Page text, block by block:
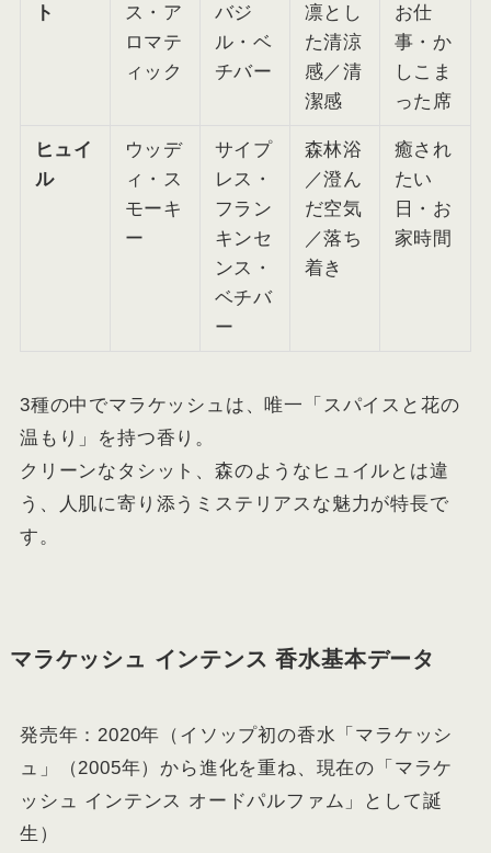
ト
ス・ア
ロマテ
ィック
バジ
ル・ベ
チバー
凛とし
た清涼
感／清
潔感
お仕
事・か
しこま
った席
ヒュイ
ル
ウッデ
ィ・ス
モーキ
ー
サイプ
レス・
フラン
キンセ
ンス・
ベチバ
ー
森林浴
／澄ん
だ空気
／落ち
着き
癒され
たい
日・お
家時間
3種の中でマラケッシュは、唯一「スパイスと花の
温もり」を持つ香り。
クリーンなタシット、森のようなヒュイルとは違
う、人肌に寄り添うミステリアスな魅力が特長で
す。
マラケッシュ インテンス 香水基本データ
発売年：2020年（イソップ初の香水「マラケッシ
ュ」（2005年）から進化を重ね、現在の「マラケ
ッシュ インテンス オードパルファム」として誕
生）